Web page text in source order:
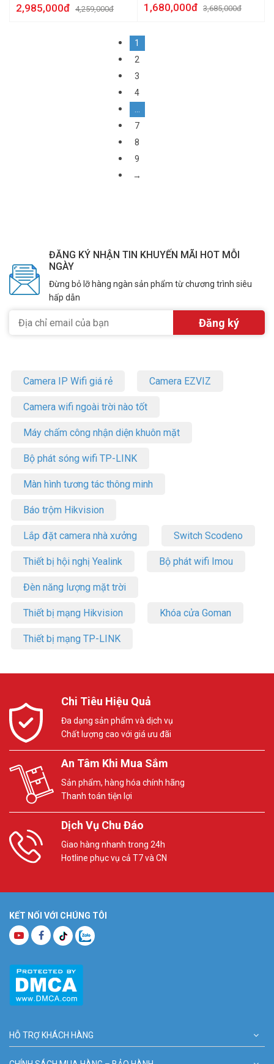
2,985,000đ 4,259,000đ 1,680,000đ 3,685,000đ
1
2
3
4
7
8
9
→
ĐĂNG KÝ NHẬN TIN KHUYẾN MÃI HOT MỖI
NGÀY
Đừng bỏ lỡ hàng ngàn sản phẩm từ chương trình siêu
hấp dẫn
Camera IP Wifi giá rẻ Camera EZVIZ
Camera wifi ngoài trời nào tốt
Máy chấm công nhận diện khuôn mặt
Bộ phát sóng wifi TP-LINK
Màn hình tương tác thông minh
Báo trộm Hikvision
Lắp đặt camera nhà xưởng Switch Scodeno
Thiết bị hội nghị Yealink Bộ phát wifi Imou
Đèn năng lượng mặt trời
Thiết bị mạng Hikvision Khóa cửa Goman
Thiết bị mạng TP-LINK
Chi Tiêu Hiệu Quả
Đa dạng sản phẩm và dịch vụ
Chất lượng cao với giá ưu đãi
An Tâm Khi Mua Sắm
Sản phẩm, hàng hóa chính hãng
Thanh toán tiện lợi
Dịch Vụ Chu Đáo
Giao hàng nhanh trong 24h
Hotline phục vụ cả T7 và CN
KẾT NỐI VỚI CHÚNG TÔI
HỖ TRỢ KHÁCH HÀNG